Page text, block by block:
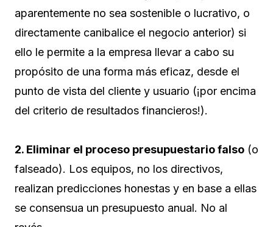
aparentemente no sea sostenible o lucrativo, o
directamente canibalice el negocio anterior) si
ello le permite a la empresa llevar a cabo su
propósito de una forma más eficaz, desde el
punto de vista del cliente y usuario (¡por encima
del criterio de resultados financieros!).
2. Eliminar el proceso presupuestario falso (o
falseado). Los equipos, no los directivos,
realizan predicciones honestas y en base a ellas
se consensua un presupuesto anual. No al